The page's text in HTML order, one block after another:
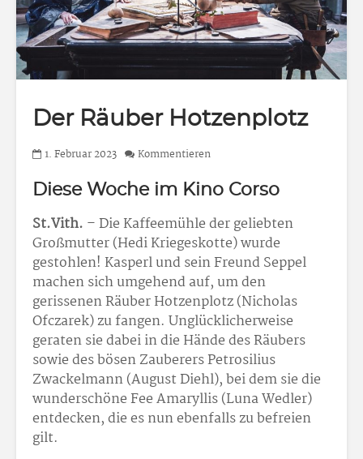
Der Räuber Hotzenplotz
1. Februar 2023 Kommentieren
Diese Woche im Kino Corso
St.Vith. – Die Kaffeemühle der geliebten
Großmutter (Hedi Kriegeskotte) wurde
gestohlen! Kasperl und sein Freund Seppel
machen sich umgehend auf, um den
gerissenen Räuber Hotzenplotz (Nicholas
Ofczarek) zu fangen. Unglücklicherweise
geraten sie dabei in die Hände des Räubers
sowie des bösen Zauberers Petrosilius
Zwackelmann (August Diehl), bei dem sie die
wunderschöne Fee Amaryllis (Luna Wedler)
entdecken, die es nun ebenfalls zu befreien
gilt.